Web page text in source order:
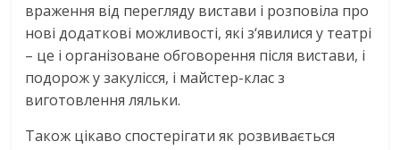
враження від перегляду вистави і розповіла про
нові додаткові можливості, які з‘явилися у театрі
– це і організоване обговорення після вистави, і
подорож у закулісся, і майстер-клас з
виготовлення ляльки.
Також цікаво спостерігати як розвивається